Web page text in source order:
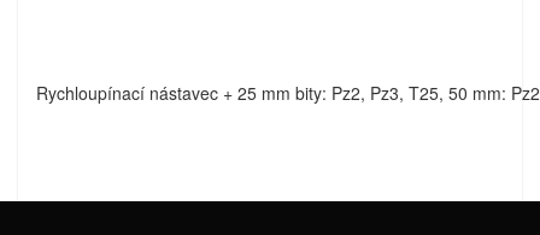
Rychloupínací nástavec + 25 mm bity: Pz2, Pz3, T25, 50 mm: